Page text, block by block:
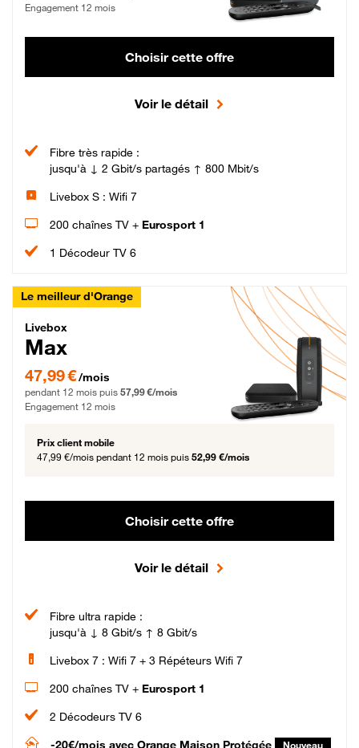
Engagement 12 mois
Choisir cette offre
Voir le détail
Fibre très rapide :
jusqu'à ↓ 2 Gbit/s partagés ↑ 800 Mbit/s
Livebox S : Wifi 7
200 chaînes TV + Eurosport 1
1 Décodeur TV 6
Le meilleur d'Orange
Livebox Max Fibre
Livebox
Max
47,99 € par mois pendant 12 mois puis 57,99 € par mois, Engagement 12 mois
47,99 €/mois
pendant 12 mois puis 57,99 €/mois
Engagement 12 mois
Prix client mobile
47,99 €/mois pendant 12 mois puis 52,99 €/mois
Choisir cette offre
Voir le détail
Fibre ultra rapide :
jusqu'à ↓ 8 Gbit/s ↑ 8 Gbit/s
Livebox 7 : Wifi 7 + 3 Répéteurs Wifi 7
200 chaînes TV + Eurosport 1
2 Décodeurs TV 6
-20€/mois avec Orange Maison Protégée Nouveau